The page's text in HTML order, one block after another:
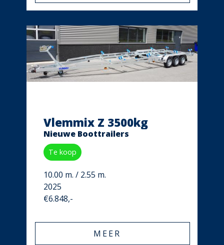
Vlemmix Z 3500kg
Nieuwe Boottrailers
Te koop
10.00 m. / 2.55 m.
2025
€6.848,-
MEER